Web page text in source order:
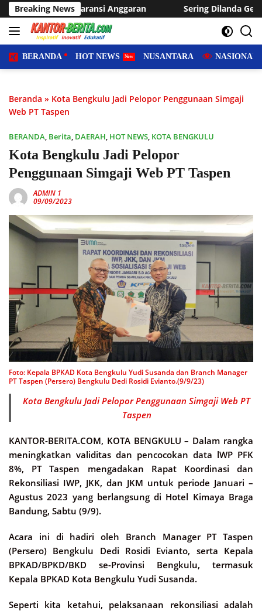
Langsung
ke
konten
Breaking News
Anggaran Sering Dilanda Genangan, Desa Sukaraja
BERANDA HOT NEWS NUSANTARA NASIONAL
Beranda » Kota Bengkulu Jadi Pelopor Penggunaan Simgaji
Web PT Taspen
BERANDA, Berita, DAERAH, HOT NEWS, KOTA BENGKULU
Kota Bengkulu Jadi Pelopor
Penggunaan Simgaji Web PT Taspen
ADMIN 1
09/09/2023
Foto: Kepala BPKAD Kota Bengkulu Yudi Susanda dan Branch Manager
PT Taspen (Persero) Bengkulu Dedi Rosidi Evianto.(9/9/23)
Kota Bengkulu Jadi Pelopor Penggunaan Simgaji Web PT
Taspen
KANTOR-BERITA.COM, KOTA BENGKULU – Dalam rangka
meningkatkan validitas dan pencocokan data lWP PFK
8%, PT Taspen mengadakan Rapat Koordinasi dan
Rekonsiliasi IWP, JKK, dan JKM untuk periode Januari –
Agustus 2023 yang berlangsung di Hotel Kimaya Braga
Bandung, Sabtu (9/9).
Acara ini di hadiri oleh Branch Manager PT Taspen
(Persero) Bengkulu Dedi Rosidi Evianto, serta Kepala
BPKAD/BPKD/BKD se-Provinsi Bengkulu, termasuk
Kepala BPKAD Kota Bengkulu Yudi Susanda.
Seperti kita ketahui, pelaksanaan rekonsiliasi adalah